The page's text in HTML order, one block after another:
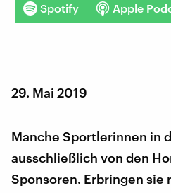
Spotify Apple
29. Mai 2019
Manche Sportlerinnen in
ausschließlich von den
Sponsoren. Erbringen